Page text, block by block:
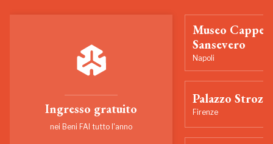
Ingresso gratuito
nei Beni FAI tutto l'anno
Museo
Sansevero
Napoli
Palazzo Strozzi
Firenze